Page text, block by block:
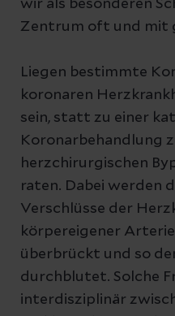
wir als besonderen
Zentrum oft und mit
Liegen bestimmte
koronaren
sein, statt zu einer
Koronarbehandlung
herzchirurgischen
raten. Dabei werden
Verschlüsse der
körpereigener
überbrückt und so
durchblutet. Solche
interdisziplinär